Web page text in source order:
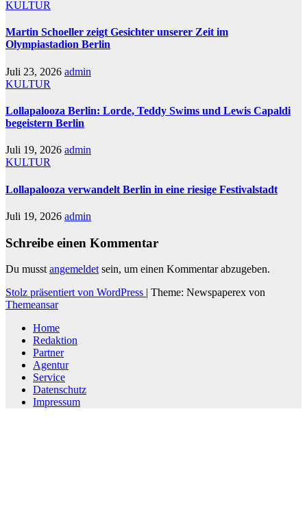
KULTUR
Martin Schoeller zeigt Gesichter unserer Zeit im
Olympiastadion Berlin
Juli 23, 2026 admin
KULTUR
Lollapalooza Berlin: Lorde, Teddy Swims und Lewis Capaldi
begeistern Berlin
Juli 19, 2026 admin
KULTUR
Lollapalooza verwandelt Berlin in eine riesige Festivalstadt
Juli 19, 2026 admin
Schreibe einen Kommentar
Du musst angemeldet sein, um einen Kommentar abzugeben.
Stolz präsentiert von WordPress | Theme: Newspaperex von
Themeansar
Home
Redaktion
Partner
Agentur
Service
Datenschutz
Impressum